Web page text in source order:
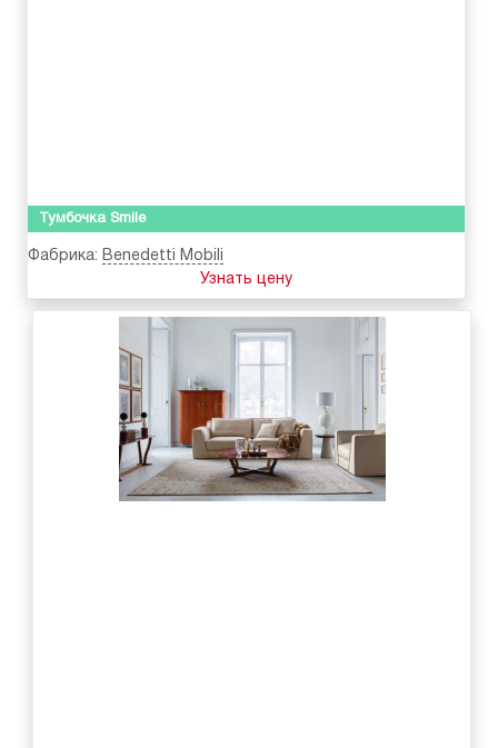
Тумбочка Smile
Фабрика: Benedetti Mobili
Узнать цену